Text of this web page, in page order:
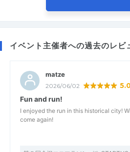
イベント主催者への過去のレビ
matze
2026/06/02
Fun and run!
I enjoyed the run in this historical city!
come again!